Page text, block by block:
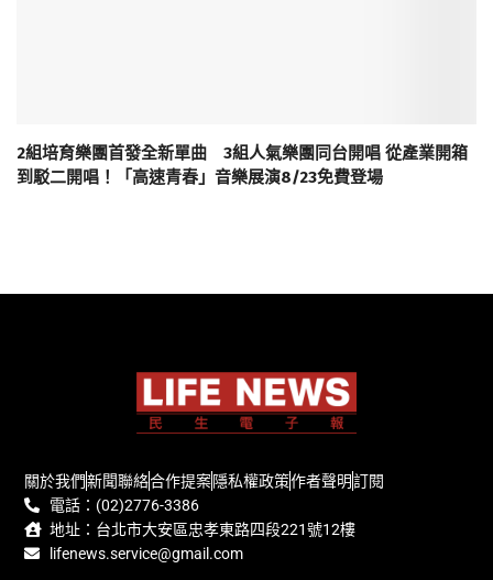
2組培育樂團首發全新單曲 3組人氣樂團同台開唱 從產業開箱
到駁二開唱！「高速青春」音樂展演8/23免費登場
關於我們新聞聯絡合作提案隱私權政策作者聲明訂閱
電話：(02)2776-3386
地址：台北市大安區忠孝東路四段221號12樓
lifenews.service@gmail.com